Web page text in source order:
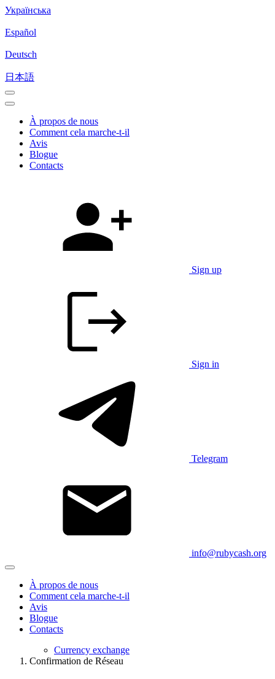
Українська
Español
Deutsch
日本語
À propos de nous
Comment cela marche-t-il
Avis
Blogue
Contacts
Sign up
Sign in
Telegram
info@rubycash.org
À propos de nous
Comment cela marche-t-il
Avis
Blogue
Contacts
Currency exchange
Confirmation de Réseau